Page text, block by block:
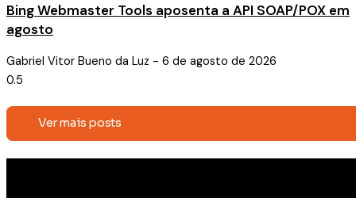
Bing Webmaster Tools aposenta a API SOAP/POX em
agosto
Gabriel Vitor Bueno da Luz 6 de agosto de 2026
Ver mais posts